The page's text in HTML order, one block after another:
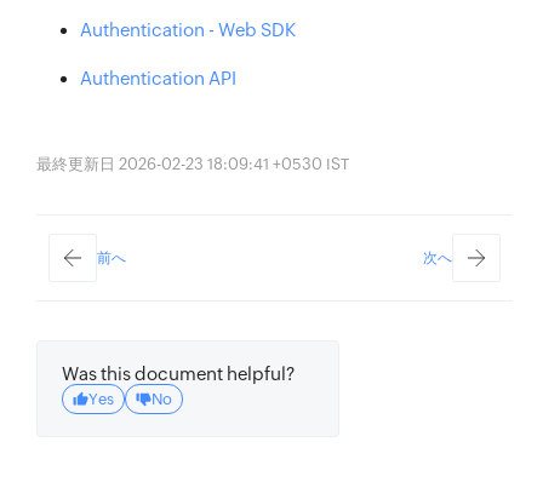
Authentication - Web SDK
Authentication API
最終更新日 2026-02-23 18:09:41 +0530 IST
前へ 次へ
Was this document helpful?
Yes No